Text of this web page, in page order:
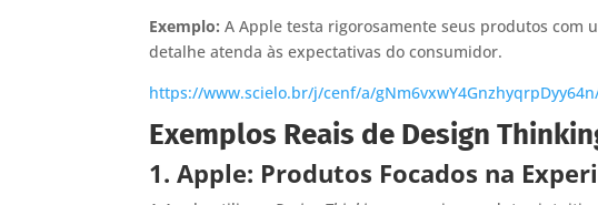
Exemplo: A Apple testa rigorosamente seus produtos com
detalhe atenda às expectativas do consumidor.
https://www.scielo.br/j/cenf/a/
Exemplos Reais de Design
1. Apple: Produtos Focados na